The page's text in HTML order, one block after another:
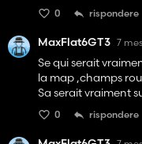
0 rispondere
MaxFlat6GT3 7
Se qui serait
la map ,champs
Sa serait vraiment
0 rispondere